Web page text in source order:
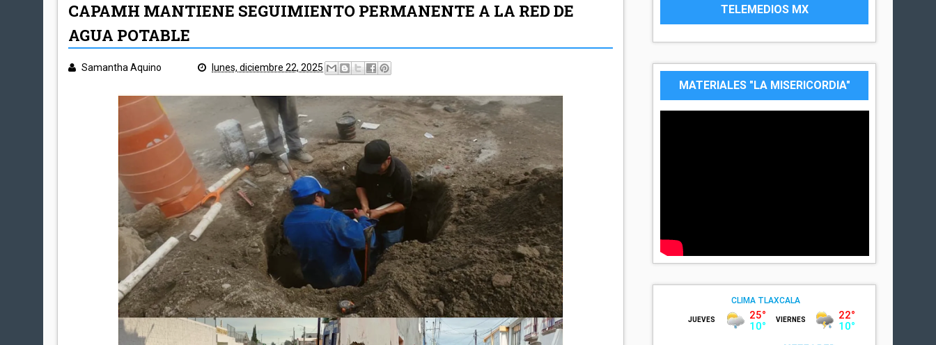
CAPAMH MANTIENE SEGUIMIENTO PERMANENTE A LA RED DE
AGUA POTABLE
Samantha Aquino lunes, diciembre 22, 2025
TELEMEDIOS MX
MATERIALES "LA MISERICORDIA"